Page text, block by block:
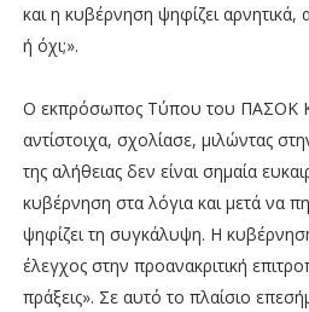
και η κυβέρνηση ψηφίζει
ή όχι;».
Ο εκπρόσωπος Τύπου του ΠΑΣΟΚ
αντίστοιχα, σχολίασε, μιλώντας
της αλήθειας δεν είναι σημαία
κυβέρνηση στα λόγια και μετά να
ψηφίζει τη συγκάλυψη. Η
έλεγχος στην προανακριτική
πράξεις». Σε αυτό το πλαίσιο